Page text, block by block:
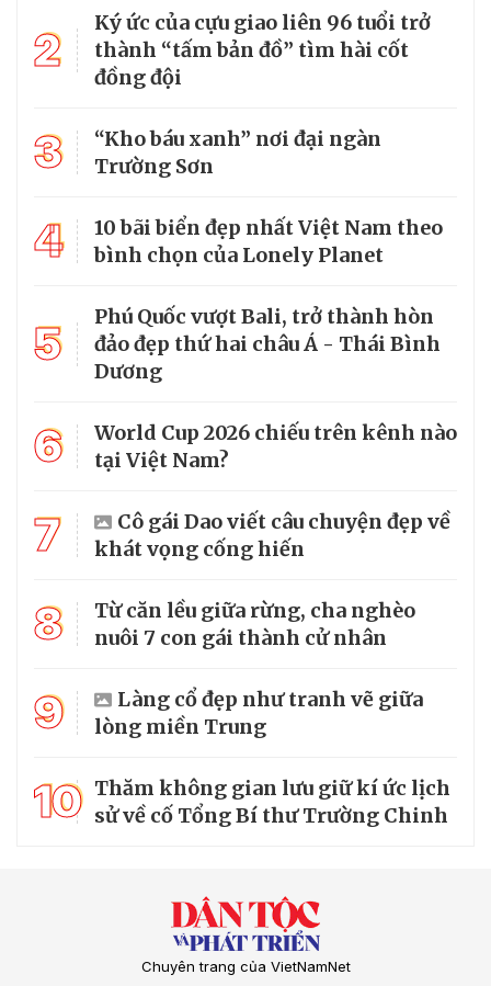
2
Ký ức của cựu giao liên 96 tuổi trở
thành “tấm bản đồ” tìm hài cốt
đồng đội
3
“Kho báu xanh” nơi đại ngàn
Trường Sơn
4
10 bãi biển đẹp nhất Việt Nam theo
bình chọn của Lonely Planet
5
Phú Quốc vượt Bali, trở thành hòn
đảo đẹp thứ hai châu Á - Thái Bình
Dương
6
World Cup 2026 chiếu trên kênh nào
tại Việt Nam?
7
Cô gái Dao viết câu chuyện đẹp về
khát vọng cống hiến
8
Từ căn lều giữa rừng, cha nghèo
nuôi 7 con gái thành cử nhân
9
Làng cổ đẹp như tranh vẽ giữa
lòng miền Trung
10 Thăm không gian lưu giữ kí ức lịch
sử về cố Tổng Bí thư Trường Chinh
Chuyên trang của VietNamNet